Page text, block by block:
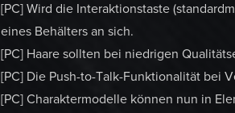
[PC] Wird die Interaktionstaste
eines Behälters an sich.
[PC] Haare sollten bei niedrigen
[PC] Die Push-to-Talk-Funktionalität bei
[PC] Charaktermodelle können nun in